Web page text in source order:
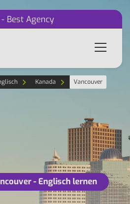
Best Agency
Kanada Vancouver
- Englisch lernen